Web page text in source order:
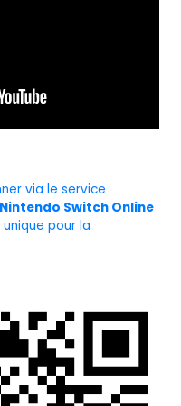
via le service
Nintendo Switch Online
pour la